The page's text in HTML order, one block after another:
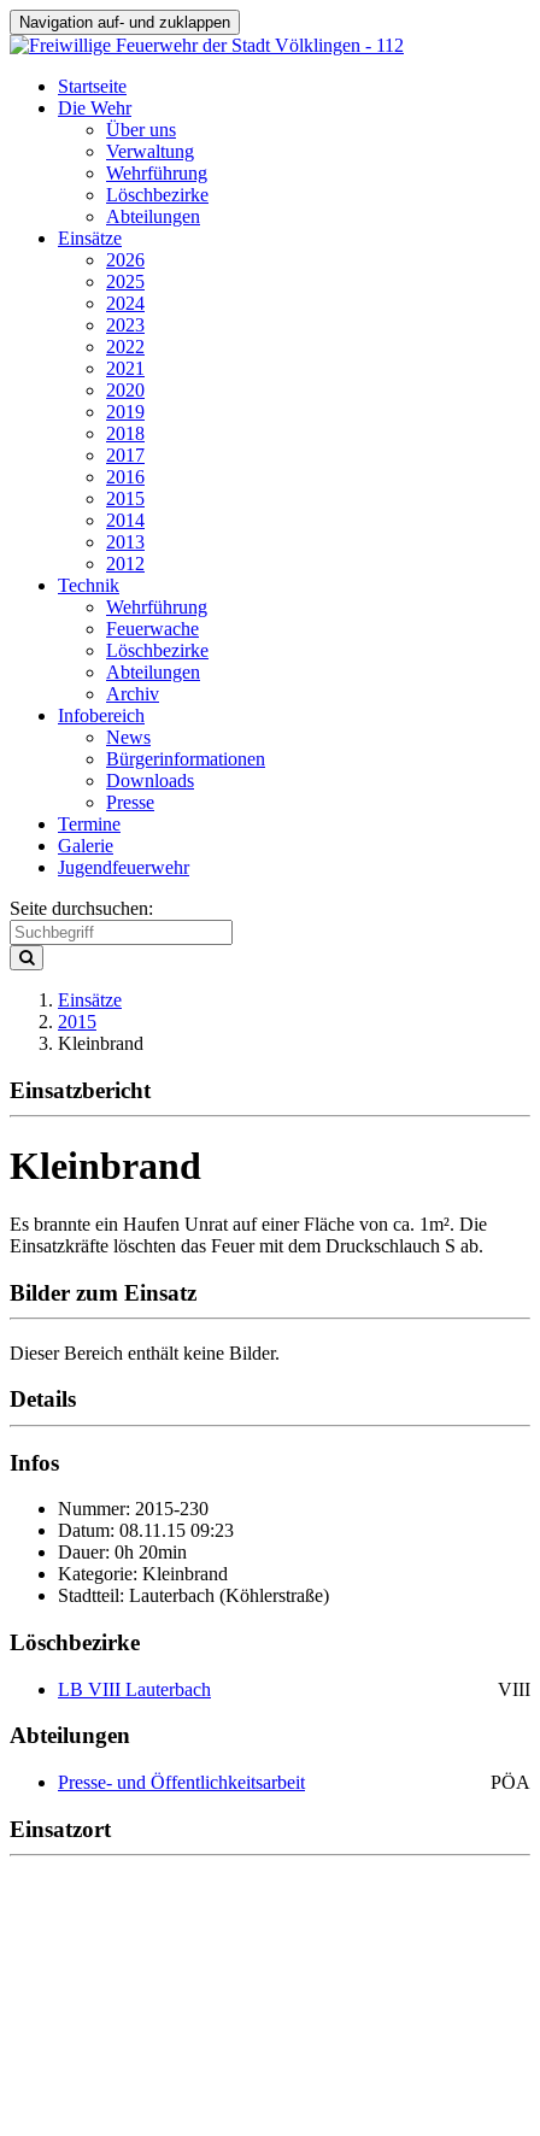
Navigation auf- und zuklappen
Startseite
Die Wehr
Über uns
Verwaltung
Wehrführung
Löschbezirke
Abteilungen
Einsätze
2026
2025
2024
2023
2022
2021
2020
2019
2018
2017
2016
2015
2014
2013
2012
Technik
Wehrführung
Feuerwache
Löschbezirke
Abteilungen
Archiv
Infobereich
News
Bürgerinformationen
Downloads
Presse
Termine
Galerie
Jugendfeuerwehr
Seite durchsuchen:
Einsätze
2015
Kleinbrand
Einsatzbericht
Kleinbrand
Es brannte ein Haufen Unrat auf einer Fläche von ca. 1m². Die
Einsatzkräfte löschten das Feuer mit dem Druckschlauch S ab.
Bilder zum Einsatz
Dieser Bereich enthält keine Bilder.
Details
Infos
Nummer: 2015-230
Datum: 08.11.15 09:23
Dauer: 0h 20min
Kategorie: Kleinbrand
Stadtteil: Lauterbach (Köhlerstraße)
Löschbezirke
LB VIII Lauterbach VIII
Abteilungen
Presse- und Öffentlichkeitsarbeit PÖA
Einsatzort